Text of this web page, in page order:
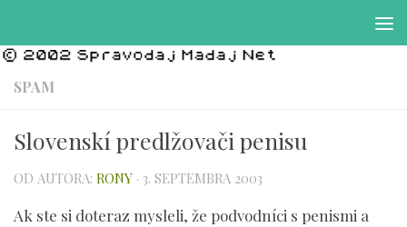
SPAM
Slovenskí predlžovači penisu
OD AUTORA: RONY · 3. SEPTEMBRA 2003
Ak ste si doteraz mysleli, že podvodníci s penismi a